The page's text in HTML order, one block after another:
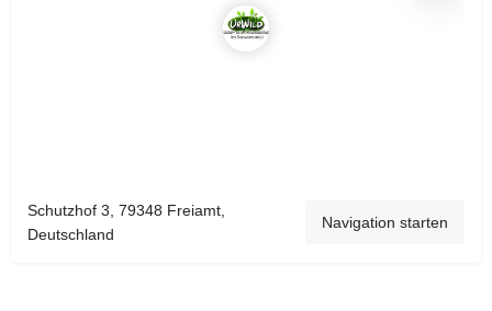
Schutzhof 3, 79348 Freiamt,
Deutschland
Navigation starten